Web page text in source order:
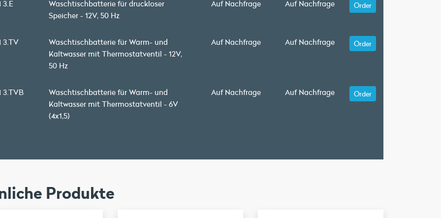
3.E
Waschtischbatterie für druckloser
Speicher - 12V, 50 Hz
Auf Nachfrage Auf Nachfrage Order
3.TV
Waschtischbatterie für Warm- und
Kaltwasser mit Thermostatventil - 12V,
50 Hz
Auf Nachfrage Auf Nachfrage Order
3.TVB
Waschtischbatterie für Warm- und
Kaltwasser mit Thermostatventil - 6V
(4x1,5)
Auf Nachfrage Auf Nachfrage Order
Produkte